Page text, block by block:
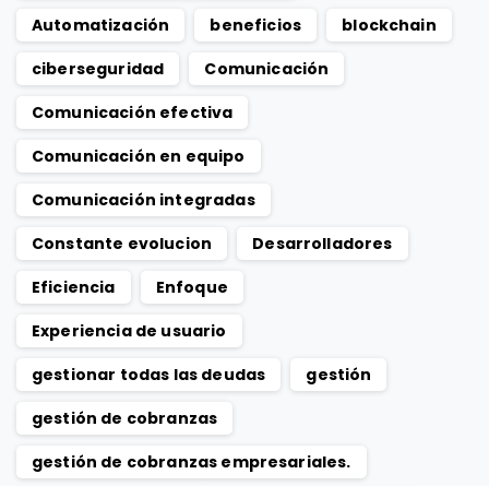
Automatización
beneficios
blockchain
ciberseguridad
Comunicación
Comunicación efectiva
Comunicación en equipo
Comunicación integradas
Constante evolucion
Desarrolladores
Eficiencia
Enfoque
Experiencia de usuario
gestionar todas las deudas
gestión
gestión de cobranzas
gestión de cobranzas empresariales.